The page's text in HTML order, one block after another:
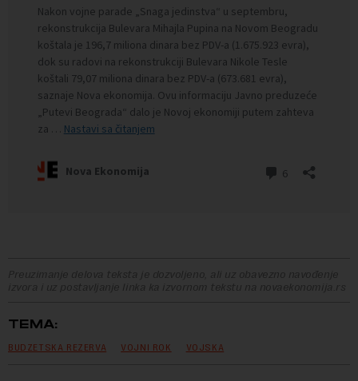
Preuzimanje delova teksta je dozvoljeno, ali uz obavezno navođenje
izvora i uz postavljanje linka ka izvornom tekstu na novaekonomija.rs
TEMA:
BUDZETSKA REZERVA VOJNI ROK VOJSKA